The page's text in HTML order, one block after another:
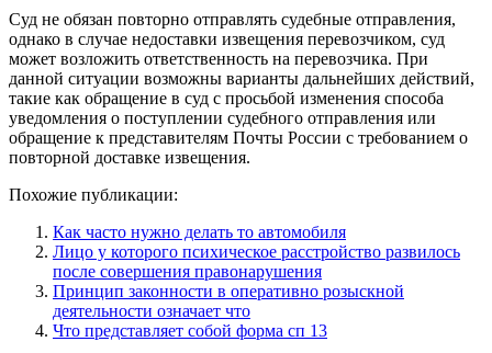
Суд не обязан повторно отправлять судебные отправления,
однако в случае недоставки извещения перевозчиком, суд
может возложить ответственность на перевозчика. При
данной ситуации возможны варианты дальнейших действий,
такие как обращение в суд с просьбой изменения способа
уведомления о поступлении судебного отправления или
обращение к представителям Почты России с требованием о
повторной доставке извещения.
Похожие публикации:
Как часто нужно делать то автомобиля
Лицо у которого психическое расстройство развилось
после совершения правонарушения
Принцип законности в оперативно розыскной
деятельности означает что
Что представляет собой форма сп 13